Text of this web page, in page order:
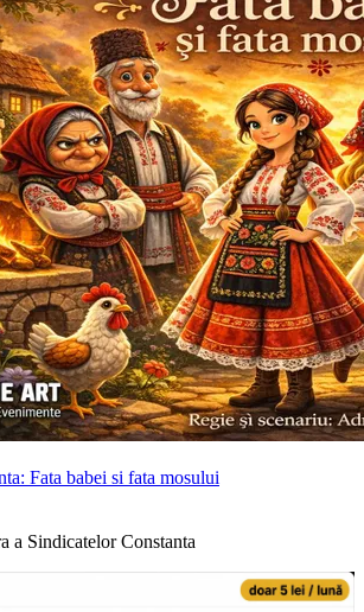
Fata babei si fata mosului
a Sindicatelor Constanta